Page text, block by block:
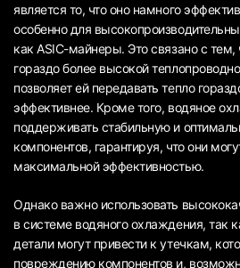
является то, что оно намного
особенно для
как ASIC-майнеры. Это связано с тем,
гораздо более высокой
позволяет ей передавать тепло
эффективнее. Кроме того, водяное
поддерживать стабильную и
компонентов, гарантируя, что они
максимальной эффективностью.
Однако важно использовать
в системе водяного охлаждения, так
детали могут привести к утечкам,
повреждению компонентов и,